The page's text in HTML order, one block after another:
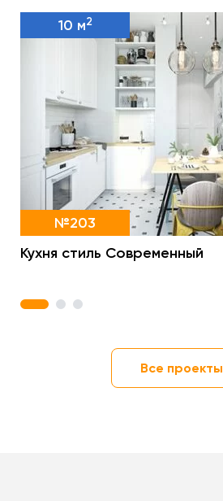
10 м2
№203
Кухня стиль Современный
1 2 3
Все проекты